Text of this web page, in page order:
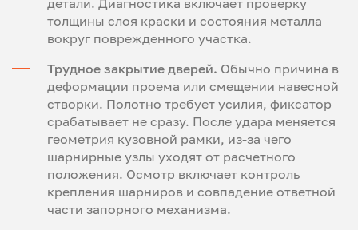
толщины слоя краски и состояния металла
вокруг поврежденного участка.
Трудное закрытие дверей. Обычно причина в
деформации проема или смещении навесной
створки. Полотно требует усилия, фиксатор
срабатывает не сразу. После удара меняется
геометрия кузовной рамки, из-за чего
шарнирные узлы уходят от расчетного
положения. Осмотр включает контроль
крепления шарниров и совпадение ответной
части запорного механизма.